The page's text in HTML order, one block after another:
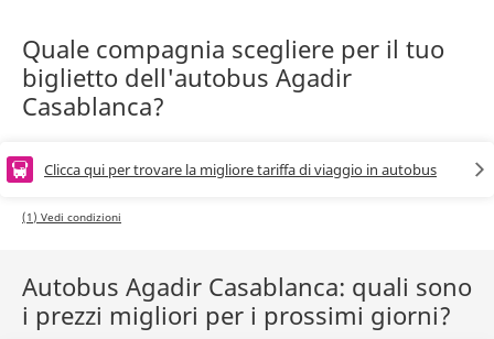
Quale compagnia scegliere per il tuo
biglietto dell'autobus Agadir
Casablanca?
Clicca qui per trovare la migliore tariffa di viaggio in autobus
(1) Vedi condizioni
Autobus Agadir Casablanca: quali sono
i prezzi migliori per i prossimi giorni?